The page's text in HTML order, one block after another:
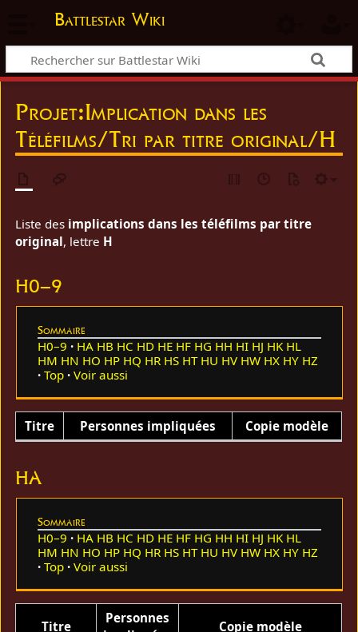
Battlestar Wiki
Projet:Implication dans les
Téléfilms/Tri par titre original/H
Liste des implications dans les téléfilms par titre
original, lettre H
H0–9
Sommaire
H0–9 HA HB HC HD HE HF HG HH HI HJ HK HL
HM HN HO HP HQ HR HS HT HU HV HW HX HY HZ
Top
Voir aussi
Titre Personnes impliquées Copie modèle
HA
Sommaire
H0–9 HA HB HC HD HE HF HG HH HI HJ HK HL
HM HN HO HP HQ HR HS HT HU HV HW HX HY HZ
Top
Voir aussi
Titre
Personnes
Copie modèle